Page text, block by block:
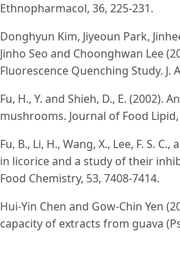
Ethnopharmacol, 36, 225-231.
Donghyun Kim, Jiyeoun Park,
Jinho Seo and Choonghwan Lee
Fluorescence Quenching Study. J.
Fu, H., Y. and Shieh, D., E.
mushrooms. Journal of Food Lipid,
Fu, B., Li, H., Wang, X., Lee, F. S.
in licorice and a study of their
Food Chemistry, 53, 7408-7414.
Hui-Yin Chen and Gow-Chin Yen
capacity of extracts from guava